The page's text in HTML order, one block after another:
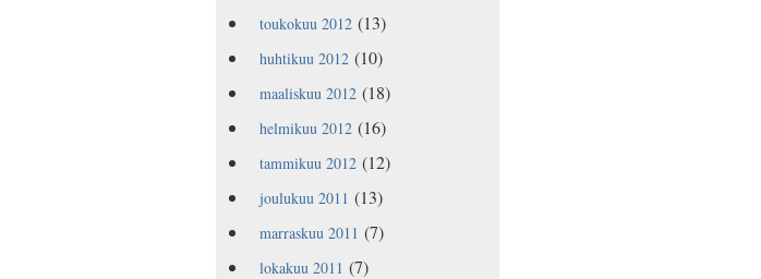
toukokuu 2012(13)
huhtikuu 2012(10)
maaliskuu 2012(18)
helmikuu 2012(16)
tammikuu 2012(12)
joulukuu 2011 (13)
marraskuu 2011 (7)
lokakuu 2011 (7)